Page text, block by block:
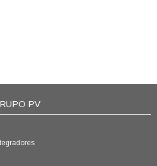
PV